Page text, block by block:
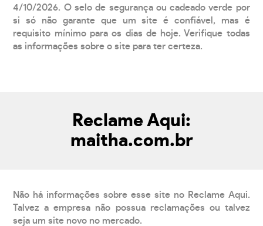
4/10/2026. O selo de segurança ou cadeado verde por
si só não garante que um site é confiável, mas é
requisito mínimo para os dias de hoje. Verifique todas
as informações sobre o site para ter certeza.
Reclame Aqui:
maitha.com.br
Não há informações sobre esse site no Reclame Aqui.
Talvez a empresa não possua reclamações ou talvez
seja um site novo no mercado.